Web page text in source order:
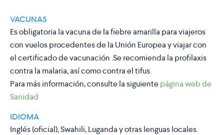
VACUNAS
Es obligatoria la vacuna de la fiebre amarilla para viajeros
con vuelos procedentes de la Unión Europea y viajar con
el certificado de vacunación .Se recomienda la profilaxis
contra la malaria, así como contra el tifus.
Para más información, consulte la siguiente página web de
Sanidad
IDIOMA
Inglés (oficial), Swahili, Luganda y otras lenguas locales.